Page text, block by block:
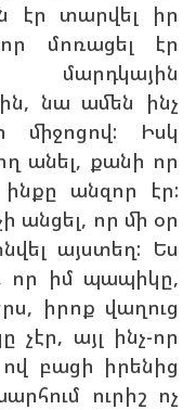
էր տարվել իր
մոռացել էր
նա ամեն ինչ
միջոցով: Իսկ
անել, քանի որ
անզոր էր:
անցել, որ մի օր
այստեղ: Ես
որ իմ պապիկը,
իրոք վաղուց
այլ ինչ-որ
բացի իրենից
ուրիշ ոչ